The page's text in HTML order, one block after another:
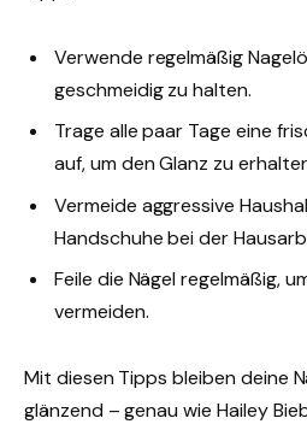
Verwende regelmäßig
geschmeidig zu halten.
Trage alle paar Tage eine
auf, um den Glanz zu
Vermeide aggressive
Handschuhe bei der
Feile die Nägel regelmäßig,
vermeiden.
Mit diesen Tipps bleiben deine
glänzend – genau wie Hailey